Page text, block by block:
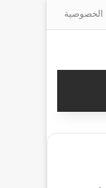
الخصوصية